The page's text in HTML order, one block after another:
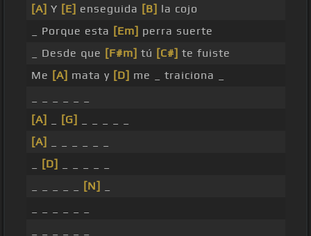
[A] Y [E] enseguida [B] la cojo
_ Porque esta [Em] perra suerte
_ Desde que [F#m] tú [C#] te fuiste
Me [A] mata y [D] me _ traiciona _
[A]
[G]
[A]
[D]
[N]